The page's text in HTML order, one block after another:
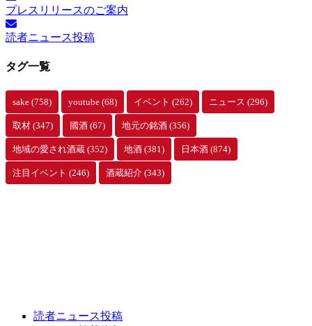
プレスリリースのご案内
読者ニュース投稿
タグ一覧
sake (758) youtube (68) イベント (262) ニュース (296)
取材 (347) 國酒 (67) 地元の銘酒 (356)
地域の愛され酒蔵 (352) 地酒 (381) 日本酒 (874)
注目イベント (246) 酒蔵紹介 (343)
読者ニュース投稿